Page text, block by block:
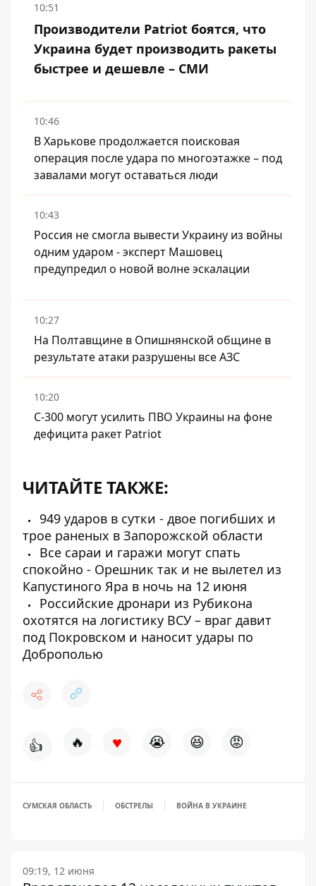
10:51
Производители Patriot боятся, что
Украина будет производить ракеты
быстрее и дешевле – СМИ
10:46
В Харькове продолжается поисковая
операция после удара по многоэтажке – под
завалами могут оставаться люди
10:43
Россия не смогла вывести Украину из войны
одним ударом - эксперт Машовец
предупредил о новой волне эскалации
10:27
На Полтавщине в Опишнянской общине в
результате атаки разрушены все АЗС
10:20
С-300 могут усилить ПВО Украины на фоне
дефицита ракет Patriot
ЧИТАЙТЕ ТАКЖЕ:
949 ударов в сутки - двое погибших и
трое раненых в Запорожской области
Все сараи и гаражи могут спать
спокойно - Орешник так и не вылетел из
Капустиного Яра в ночь на 12 июня
Российские дронари из Рубикона
охотятся на логистику ВСУ – враг давит
под Покровском и наносит удары по
Доброполью
👍 🔥 ♥ 😭 😆 😡
СУМСКАЯ ОБЛАСТЬ ОБСТРЕЛЫ ВОЙНА В УКРАИНЕ
09:19, 12 июня